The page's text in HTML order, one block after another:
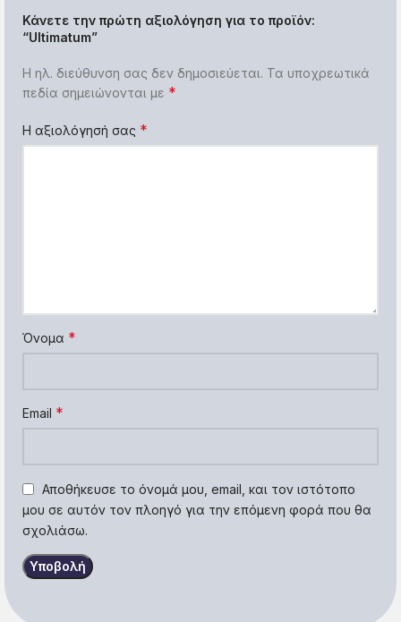
Κάνετε την πρώτη αξιολόγηση για το προϊόν:
“Ultimatum”
Η ηλ. διεύθυνση σας δεν δημοσιεύεται. Τα υποχρεωτικά
πεδία σημειώνονται με *
Η αξιολόγησή σας *
Όνομα *
Email *
Αποθήκευσε το όνομά μου, email, και τον ιστότοπο
μου σε αυτόν τον πλοηγό για την επόμενη φορά που θα
σχολιάσω.